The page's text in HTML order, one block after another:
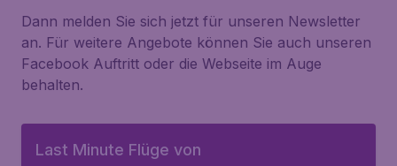
Dann melden Sie sich jetzt für unseren Newsletter
an. Für weitere Angebote können Sie auch unseren
Facebook Auftritt oder die Webseite im Auge
behalten.
Last Minute Flüge von